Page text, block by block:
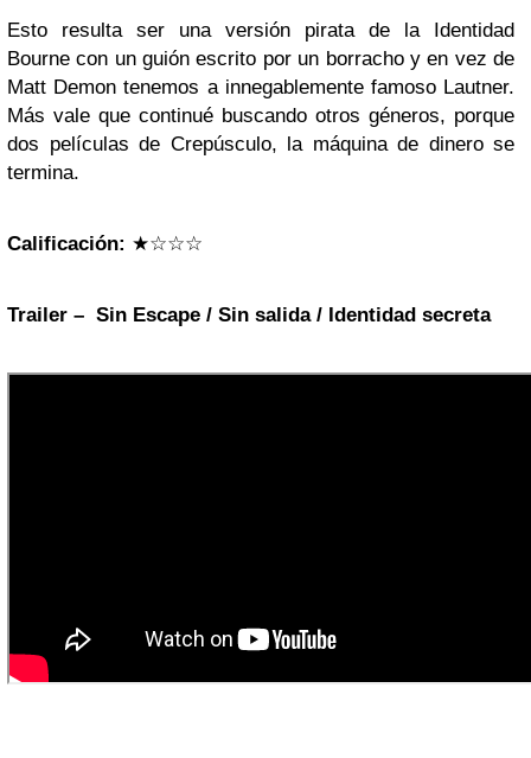
Esto resulta ser una versión pirata de la Identidad
Bourne con un guión escrito por un borracho y en vez de
Matt Demon tenemos a innegablemente famoso Lautner.
Más vale que continué buscando otros géneros, porque
dos películas de Crepúsculo, la máquina de dinero se
termina.
Calificación: ★☆☆☆
Trailer – Sin Escape / Sin salida / Identidad secreta